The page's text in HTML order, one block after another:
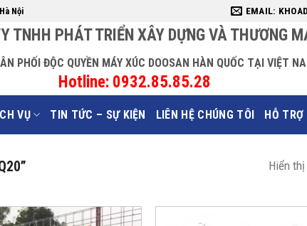
Nội EMAIL:
TNHH PHÁT TRIỂN XÂY DỰNG VÀ THƯƠNG
PHỐI ĐỘC QUYỀN MÁY XÚC DOOSAN HÀN QUỐC TẠI VIỆT
Hotline: 0932.85.85.28
VỤ TIN TỨC – SỰ KIỆN LIÊN HỆ CHÚNG TÔI HỖ
Hiển